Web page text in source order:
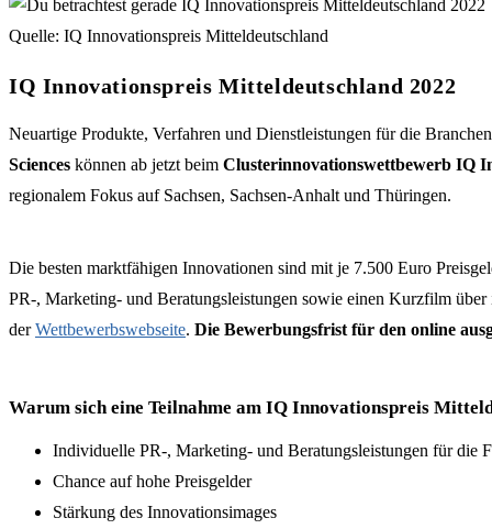
Quelle: IQ Innovationspreis Mitteldeutschland
IQ Innovationspreis Mitteldeutschland 2022
Neuartige Produkte, Verfahren und Dienstleistungen für die
Sciences können ab jetzt beim Clusterinnovationswettbewerb IQ
regionalem Fokus auf Sachsen, Sachsen-Anhalt und Thüringen.
Die besten marktfähigen Innovationen sind mit je 7.500 Euro
PR-, Marketing- und Beratungsleistungen sowie einen Kurzfilm
derWettbewerbswebseite. Die Bewerbungsfrist für den online
Warum sich eine Teilnahme am IQ Innovationspreis
Individuelle PR-, Marketing- und Beratungsleistungen für die
Chance auf hohe Preisgelder
Stärkung des Innovationsimages